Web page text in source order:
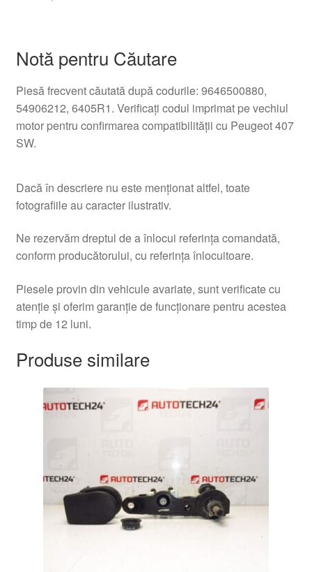
Notă pentru Căutare
Piesă frecvent căutată după codurile: 9646500880,
54906212, 6405R1. Verificați codul imprimat pe vechiul
motor pentru confirmarea compatibilității cu Peugeot 407
SW.
Dacă în descriere nu este menționat altfel, toate
fotografiile au caracter ilustrativ.
Ne rezervăm dreptul de a înlocui referința comandată,
conform producătorului, cu referința înlocuitoare.
Piesele provin din vehicule avariate, sunt verificate cu
atenție și oferim garanție de funcționare pentru acestea
timp de 12 luni.
Produse similare